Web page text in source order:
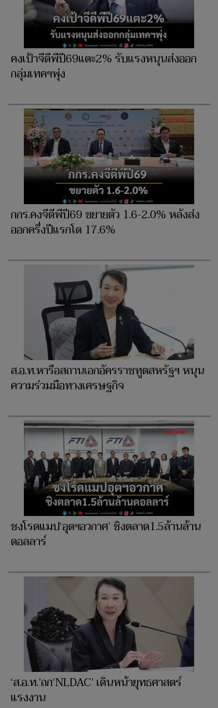
คงเป้าจีดีพีปี69แตะ2% รับแรงหนุนส่งออก
กลุ่มเทคฯพุ่ง
กกร.คงจีดีพีปี69 ขยายตัว 1.6-2.0% หลังส่ง
ออกครึ่งปีแรกโต 17.6%
ส.อ.ท.หารือสถานเอกอัครราชทูตสหรัฐฯ หนุน
ความร่วมมือทางเศรษฐกิจ
ชงโรดแมป‘อุตฯอวกาศ’ ชิงตลาด1.5ล้านล้าน
ดอลลาร์
‘ส.อ.ท.’ถก‘NLDAC’ เดินหน้ายุทธศาสตร์
แรงงาน